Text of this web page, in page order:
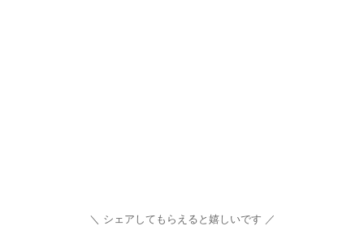
シェアしてもらえると嬉しいです